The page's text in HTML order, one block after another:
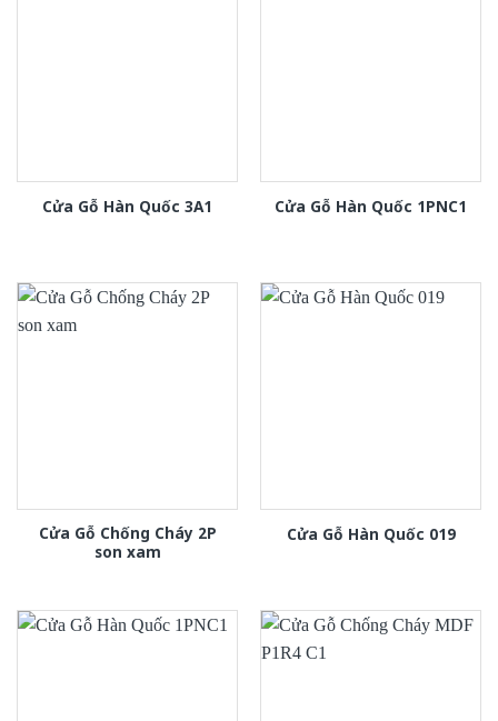
Cửa Gỗ Hàn Quốc 3A1 Cửa Gỗ Hàn Quốc 1PNC1
Cửa Gỗ Chống Cháy 2P
son xam
Cửa Gỗ Hàn Quốc 019